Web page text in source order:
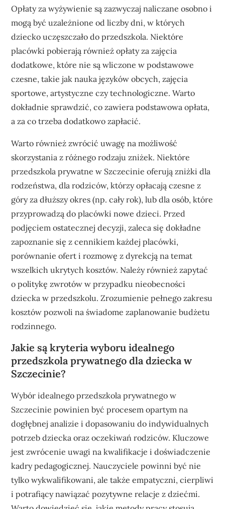
Opłaty za wyżywienie są zazwyczaj naliczane osobno i
mogą być uzależnione od liczby dni, w których
dziecko uczęszczało do przedszkola. Niektóre
placówki pobierają również opłaty za zajęcia
dodatkowe, które nie są wliczone w podstawowe
czesne, takie jak nauka języków obcych, zajęcia
sportowe, artystyczne czy technologiczne. Warto
dokładnie sprawdzić, co zawiera podstawowa opłata,
a za co trzeba dodatkowo zapłacić.
Warto również zwrócić uwagę na możliwość
skorzystania z różnego rodzaju zniżek. Niektóre
przedszkola prywatne w Szczecinie oferują zniżki dla
rodzeństwa, dla rodziców, którzy opłacają czesne z
góry za dłuższy okres (np. cały rok), lub dla osób, które
przyprowadzą do placówki nowe dzieci. Przed
podjęciem ostatecznej decyzji, zaleca się dokładne
zapoznanie się z cennikiem każdej placówki,
porównanie ofert i rozmowę z dyrekcją na temat
wszelkich ukrytych kosztów. Należy również zapytać
o politykę zwrotów w przypadku nieobecności
dziecka w przedszkolu. Zrozumienie pełnego zakresu
kosztów pozwoli na świadome zaplanowanie budżetu
rodzinnego.
Jakie są kryteria wyboru idealnego
przedszkola prywatnego dla dziecka w
Szczecinie?
Wybór idealnego przedszkola prywatnego w
Szczecinie powinien być procesem opartym na
dogłębnej analizie i dopasowaniu do indywidualnych
potrzeb dziecka oraz oczekiwań rodziców. Kluczowe
jest zwrócenie uwagi na kwalifikacje i doświadczenie
kadry pedagogicznej. Nauczyciele powinni być nie
tylko wykwalifikowani, ale także empatyczni, cierpliwi
i potrafiący nawiązać pozytywne relacje z dziećmi.